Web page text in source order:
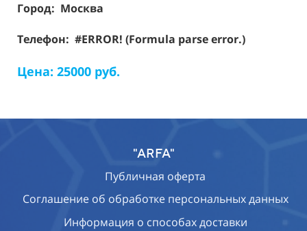
Город: Москва
Телефон: #ERROR! (Formula parse error.)
Цена: 25000 руб.
"ARFA"
Публичная оферта
Соглашение об обработке персональных данных
Информация о способах доставки